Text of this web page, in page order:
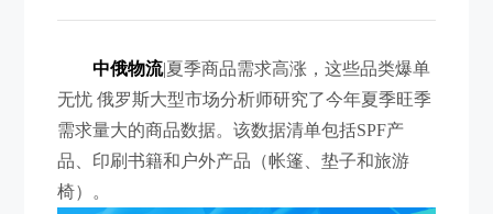
中俄物流|夏季商品需求高涨，这些品类爆单
无忧 俄罗斯大型市场分析师研究了今年夏季旺季
需求量大的商品数据。该数据清单包括SPF产
品、印刷书籍和户外产品（帐篷、垫子和旅游
椅）。